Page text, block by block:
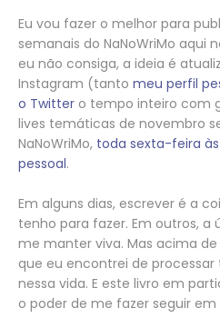
Eu vou fazer o melhor para
semanais do NaNoWriMo aqui
eu não consiga, a ideia é
Instagram (tanto meu perfil
o Twitter o tempo inteiro com
lives temáticas de novembro
NaNoWriMo, toda sexta-feira
pessoal.
Em alguns dias, escrever é a
tenho para fazer. Em outros, a
me manter viva. Mas acima
que eu encontrei de
nessa vida. E este livro em
o poder de me fazer seguir